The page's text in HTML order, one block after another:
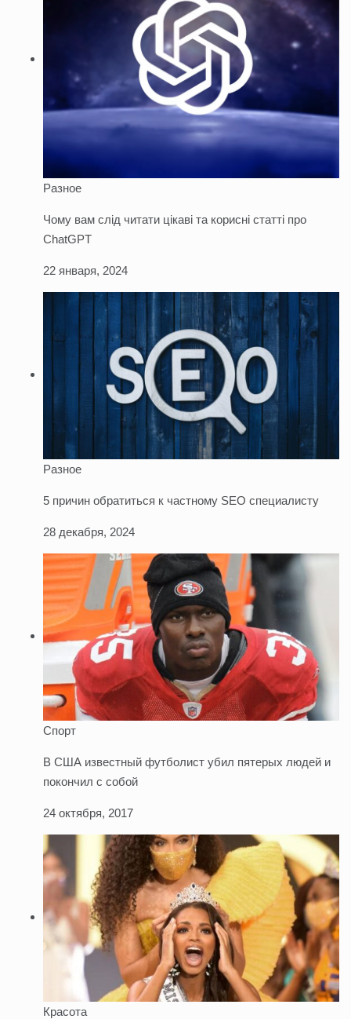
Разное
Чому вам слід читати цікаві та корисні статті про
ChatGPT
22 января, 2024
Разное
5 причин обратиться к частному SEO специалисту
28 декабря, 2024
Спорт
В США известный футболист убил пятерых людей и
покончил с собой
24 октября, 2017
Красота